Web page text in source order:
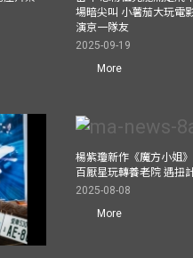
場暗尖叫 小薯茄大玩電
演京一隊友
2025-09-19
More
楊紫瓊新作《魔方小姐
百厭星玩轉養老院 遇扭
2025-08-08
More